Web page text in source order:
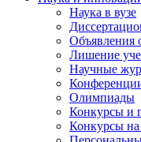
Наука в вузе
Объявления
Лишение
Научные
Олимпиады
Конкурсы и
Конкурсы